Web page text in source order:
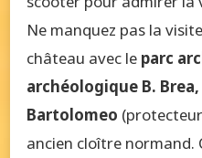
Ne manquez pas la
château avec le parc
archéologique B.
Bartolomeo
ancien cloître normand.